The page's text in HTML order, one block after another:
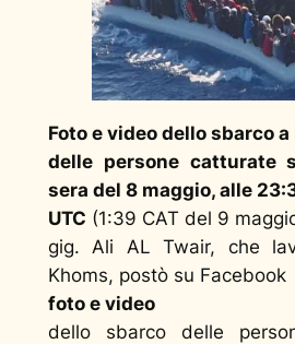
Foto e video dello sbarco a
delle persone catturate
sera del 8 maggio, alle
UTC (1:39 CAT del 9
gig. Ali AL Twair, che
Khoms, postò su Facebook
foto e video
dello sbarco delle